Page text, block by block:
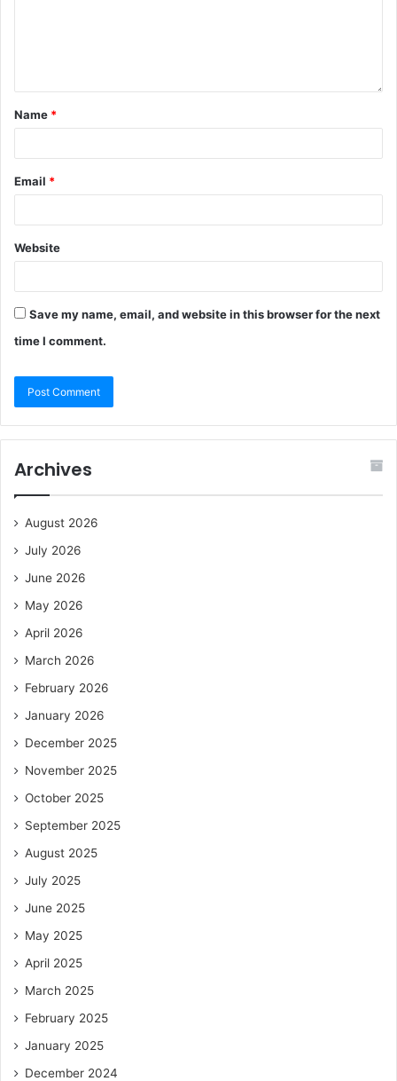
Name *
Email *
Website
Save my name, email, and website in this browser for the next
time I comment.
Archives
August 2026
July 2026
June 2026
May 2026
April 2026
March 2026
February 2026
January 2026
December 2025
November 2025
October 2025
September 2025
August 2025
July 2025
June 2025
May 2025
April 2025
March 2025
February 2025
January 2025
December 2024